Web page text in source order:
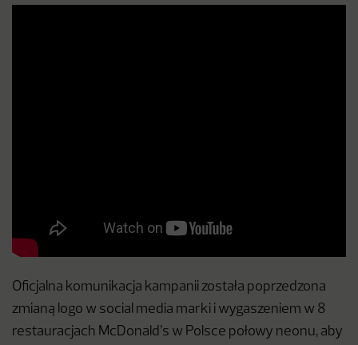
Oficjalna komunikacja kampanii została poprzedzona
zmianą logo w social media marki i wygaszeniem w 8
restauracjach McDonald’s w Polsce połowy neonu, aby